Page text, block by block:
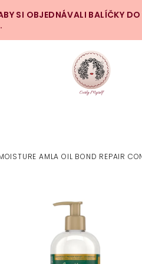
SI OBJEDNÁVALI BALÍČKY
AMLA OIL BOND REPAIR